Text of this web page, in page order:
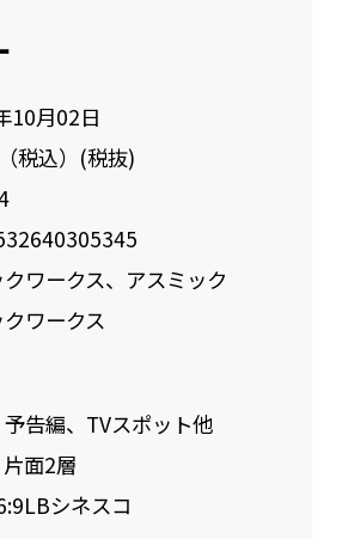
10月02日
税込）(税抜)
ワークス、アスミック
ワークス
予告編、TVスポット他
片面2層
シネスコ